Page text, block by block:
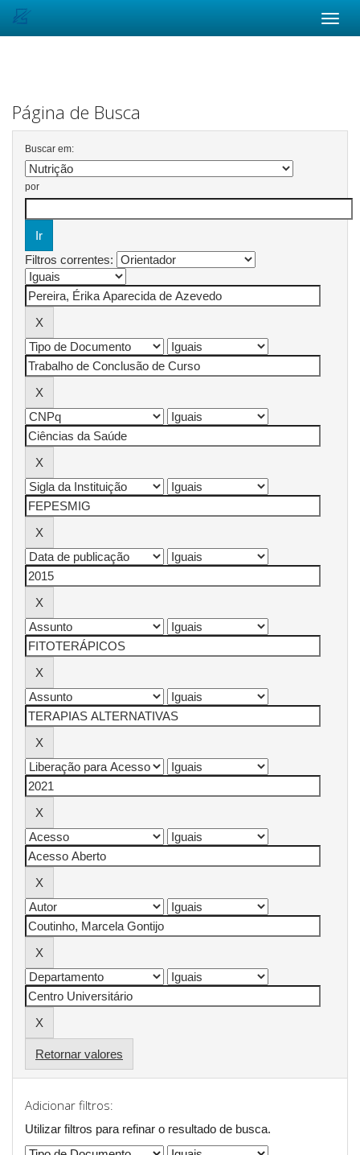
Página de Busca
Buscar em:
por
Filtros correntes:
Retornar valores
Adicionar filtros:
Utilizar filtros para refinar o resultado de busca.